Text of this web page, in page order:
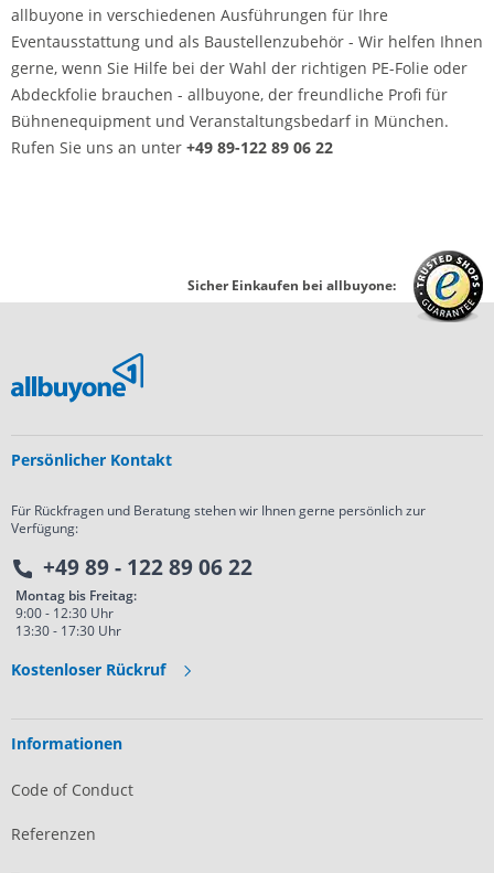
allbuyone in verschiedenen Ausführungen für Ihre
Eventausstattung und als Baustellenzubehör - Wir helfen Ihnen
gerne, wenn Sie Hilfe bei der Wahl der richtigen PE-Folie oder
Abdeckfolie brauchen - allbuyone, der freundliche Profi für
Bühnenequipment und Veranstaltungsbedarf in München.
Rufen Sie uns an unter +49 89-122 89 06 22
Sicher Einkaufen bei allbuyone:
Persönlicher Kontakt
Für Rückfragen und Beratung stehen wir Ihnen gerne persönlich zur
Verfügung:
+49 89 - 122 89 06 22
Montag bis Freitag:
9:00 - 12:30 Uhr
13:30 - 17:30 Uhr
Kostenloser Rückruf
Informationen
Code of Conduct
Referenzen